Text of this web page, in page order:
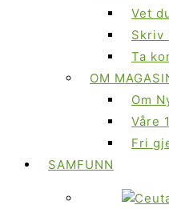
Vet
Skriv
Ta
OM
Om
Våre
Fri
SAMFUNN